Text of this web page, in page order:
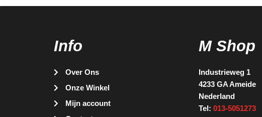
Info
Over Ons
Onze Winkel
Mijn account
M Shop
Industrieweg 1
4233 GA Ameide
Nederland
Tel: 013-5051273